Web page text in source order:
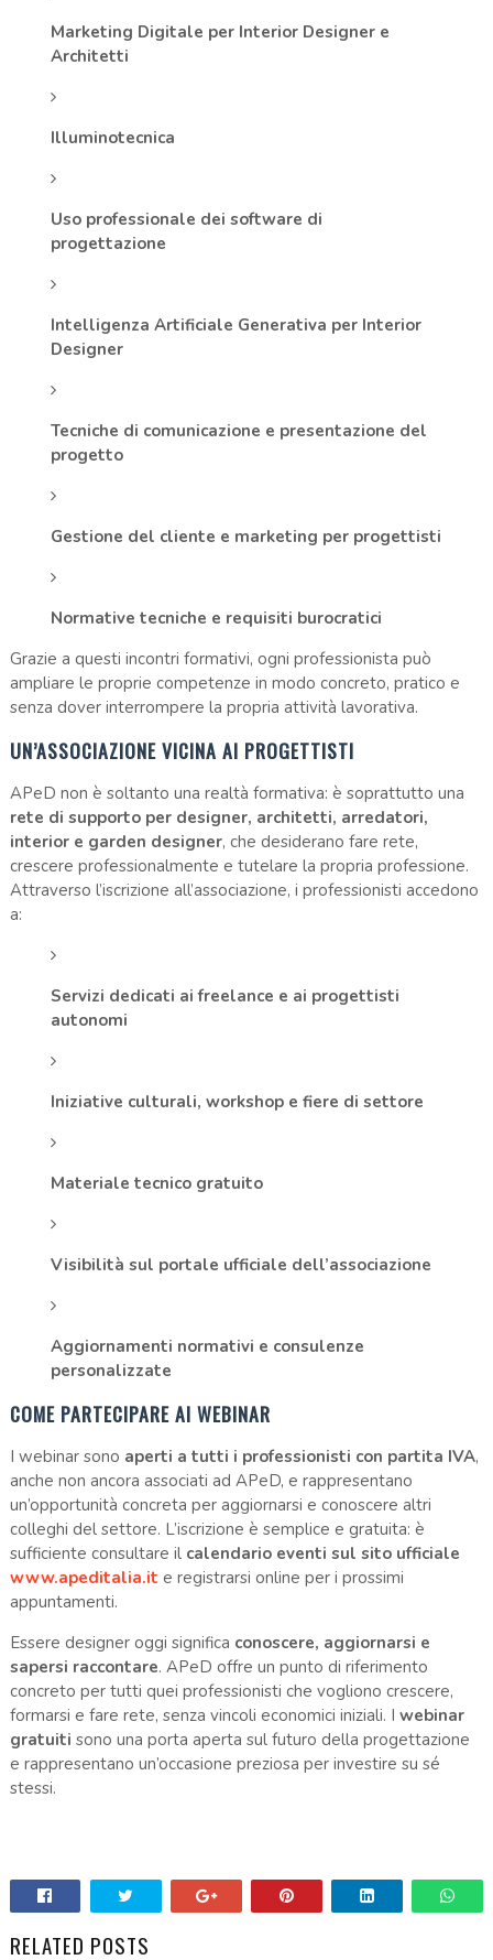
Marketing Digitale per Interior Designer e
Architetti
Illuminotecnica
Uso professionale dei software di
progettazione
Intelligenza Artificiale Generativa per Interior
Designer
Tecniche di comunicazione e presentazione del
progetto
Gestione del cliente e marketing per progettisti
Normative tecniche e requisiti burocratici
Grazie a questi incontri formativi, ogni professionista può
ampliare le proprie competenze in modo concreto, pratico e
senza dover interrompere la propria attività lavorativa.
UN’ASSOCIAZIONE VICINA AI PROGETTISTI
APeD non è soltanto una realtà formativa: è soprattutto una
rete di supporto per designer, architetti, arredatori,
interior e garden designer, che desiderano fare rete,
crescere professionalmente e tutelare la propria professione.
Attraverso l’iscrizione all’associazione, i professionisti accedono
a:
Servizi dedicati ai freelance e ai progettisti
autonomi
Iniziative culturali, workshop e fiere di settore
Materiale tecnico gratuito
Visibilità sul portale ufficiale dell’associazione
Aggiornamenti normativi e consulenze
personalizzate
COME PARTECIPARE AI WEBINAR
I webinar sono aperti a tutti i professionisti con partita IVA,
anche non ancora associati ad APeD, e rappresentano
un’opportunità concreta per aggiornarsi e conoscere altri
colleghi del settore. L’iscrizione è semplice e gratuita: è
sufficiente consultare il calendario eventi sul sito ufficiale
www.apeditalia.it e registrarsi online per i prossimi
appuntamenti.
Essere designer oggi significa conoscere, aggiornarsi e
sapersi raccontare. APeD offre un punto di riferimento
concreto per tutti quei professionisti che vogliono crescere,
formarsi e fare rete, senza vincoli economici iniziali. I webinar
gratuiti sono una porta aperta sul futuro della progettazione
e rappresentano un’occasione preziosa per investire su sé
stessi.
RELATED POSTS